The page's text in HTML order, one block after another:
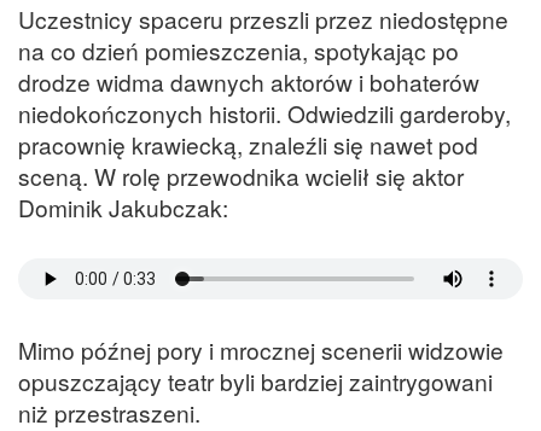
Uczestnicy spaceru przeszli przez niedostępne
na co dzień pomieszczenia, spotykając po
drodze widma dawnych aktorów i bohaterów
niedokończonych historii. Odwiedzili garderoby,
pracownię krawiecką, znaleźli się nawet pod
sceną. W rolę przewodnika wcielił się aktor
Dominik Jakubczak:
Mimo późnej pory i mrocznej scenerii widzowie
opuszczający teatr byli bardziej zaintrygowani
niż przestraszeni.